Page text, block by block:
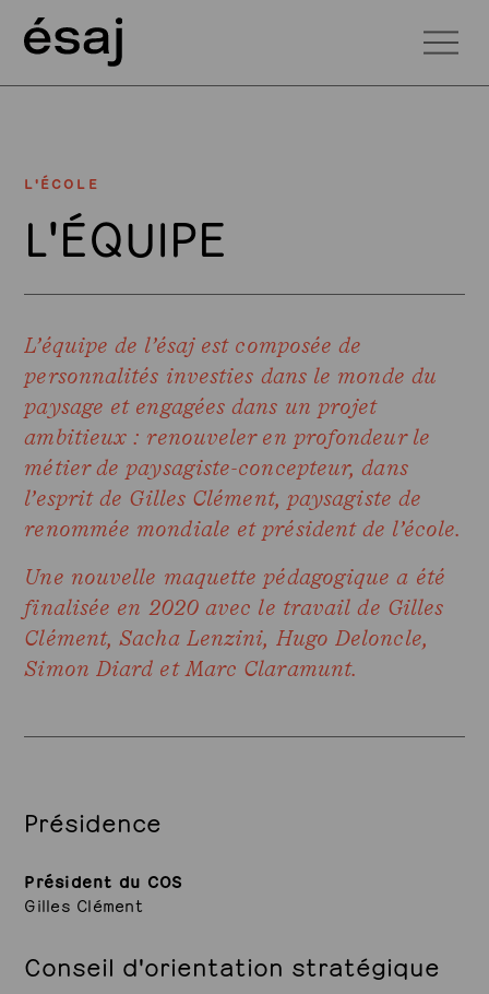
L'ÉCOLE
L'ÉQUIPE
L’équipe de l’ésaj est composée de
personnalités investies dans le monde du
paysage et engagées dans un projet
ambitieux : renouveler en profondeur le
métier de paysagiste-concepteur, dans
l’esprit de Gilles Clément, paysagiste de
renommée mondiale et président de l’école.
Une nouvelle maquette pédagogique a été
finalisée en 2020 avec le travail de Gilles
Clément, Sacha Lenzini, Hugo Deloncle,
Simon Diard et Marc Claramunt.
Présidence
Président du COS
Gilles Clément
Conseil d'orientation stratégique